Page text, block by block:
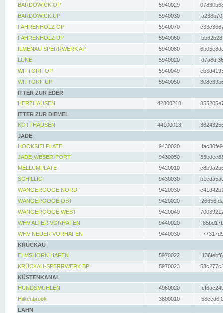
BARDOWICK OP
5940029
BARDOWICK UP
5940030
FAHRENHOLZ OP
5940070
FAHRENHOLZ UP
5940060
ILMENAU SPERRWERK AP
5940080
LÜNE
5940020
WITTORF OP
5940049
WITTORF UP
5940050
ITTER ZUR EDER
HERZHAUSEN
42800218
ITTER ZUR DIEMEL
KOTTHAUSEN
44100013
JADE
HOOKSIELPLATE
9430020
JADE-WESER-PORT
9430050
MELLUMPLATE
9420010
SCHILLIG
9430030
WANGEROOGE NORD
9420030
WANGEROOGE OST
9420020
WANGEROOGE WEST
9420040
WHV ALTER VORHAFEN
9440020
WHV NEUER VORHAFEN
9440030
KRÜCKAU
ELMSHORN HAFEN
5970022
KRÜCKAU-SPERRWERK BP
5970023
KÜSTENKANAL
HUNDSMÜHLEN
4960020
Hilkenbrook
3800010
LAHN